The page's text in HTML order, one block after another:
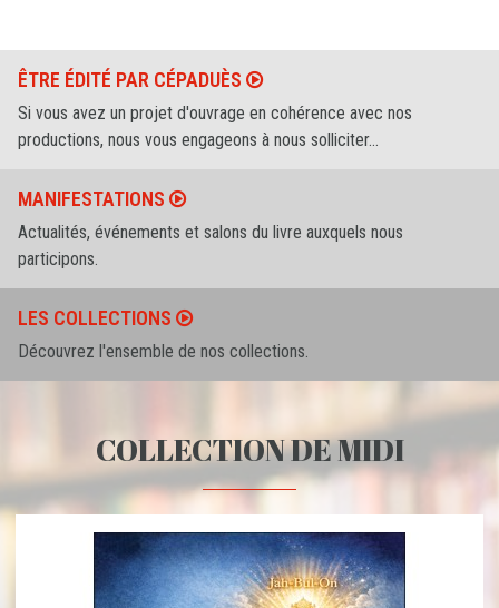
ÊTRE ÉDITÉ PAR CÉPADUÈS
Si vous avez un projet d'ouvrage en cohérence avec nos
productions, nous vous engageons à nous solliciter...
MANIFESTATIONS
Actualités, événements et salons du livre auxquels nous
participons.
LES COLLECTIONS
Découvrez l'ensemble de nos collections.
COLLECTION DE MIDI